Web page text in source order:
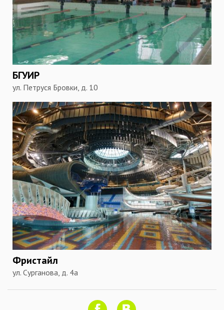
БГУИР
ул. Петруся Бровки, д. 10
Фристайл
ул. Сурганова, д. 4а